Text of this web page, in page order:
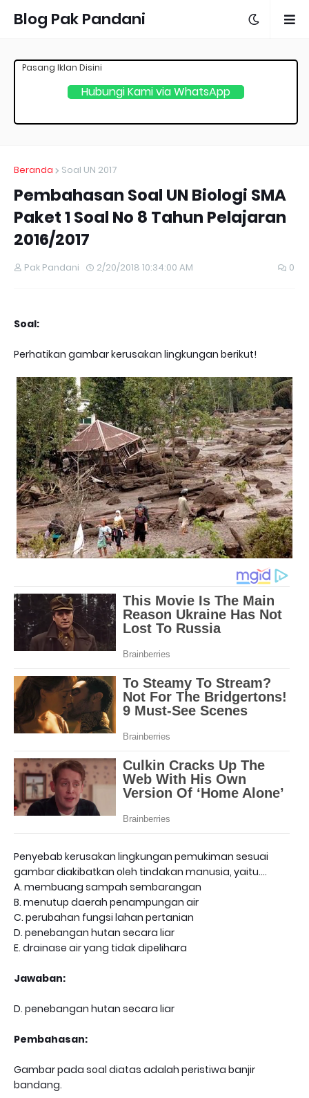
Blog Pak Pandani
Hubungi Kami via WhatsApp
Pasang Iklan Disini
Beranda Soal UN 2017
Pembahasan Soal UN Biologi SMA
Paket 1 Soal No 8 Tahun Pelajaran
2016/2017
Pak Pandani 2/20/2018 10:34:00 AM 0
Soal:
Perhatikan gambar kerusakan lingkungan berikut!
Penyebab kerusakan lingkungan pemukiman sesuai
gambar diakibatkan oleh tindakan manusia, yaitu….
A. membuang sampah sembarangan
B. menutup daerah penampungan air
C. perubahan fungsi lahan pertanian
D. penebangan hutan secara liar
E. drainase air yang tidak dipelihara
Jawaban:
D. penebangan hutan secara liar
Pembahasan:
Gambar pada soal diatas adalah peristiwa banjir
bandang.